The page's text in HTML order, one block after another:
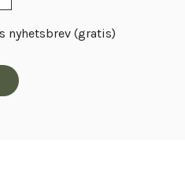
nyhetsbrev (gratis)